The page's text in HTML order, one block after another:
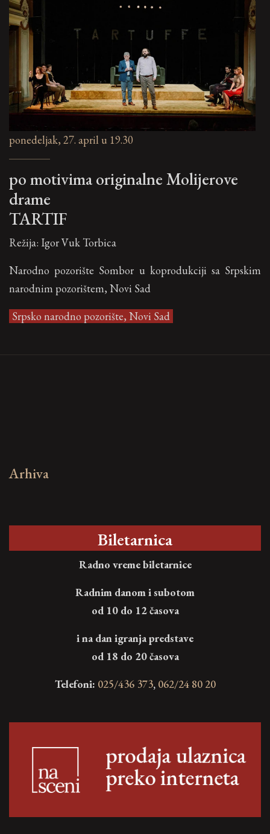
ponedeljak, 27. april u 19.30
po motivima originalne Molijerove
drame
TARTIF
Režija: Igor Vuk Torbica
Narodno pozorište Sombor u koprodukciji sa Srpskim
narodnim pozorištem, Novi Sad
Srpsko narodno pozorište, Novi Sad
Arhiva
Biletarnica
Radno vreme biletarnice
Radnim danom i subotom
od 10 do 12 časova
i na dan igranja predstave
od 18 do 20 časova
Telefoni: 025/436 373, 062/24 80 20